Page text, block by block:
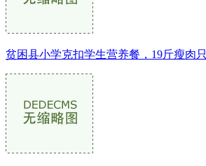
贫困县小学克扣学生营养餐，19斤瘦肉只